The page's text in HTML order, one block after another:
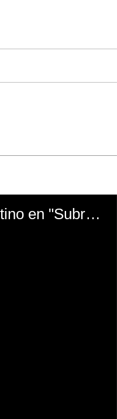
El mal momento de Yanina Gasañol con un hincha argentino en "Subrayado"